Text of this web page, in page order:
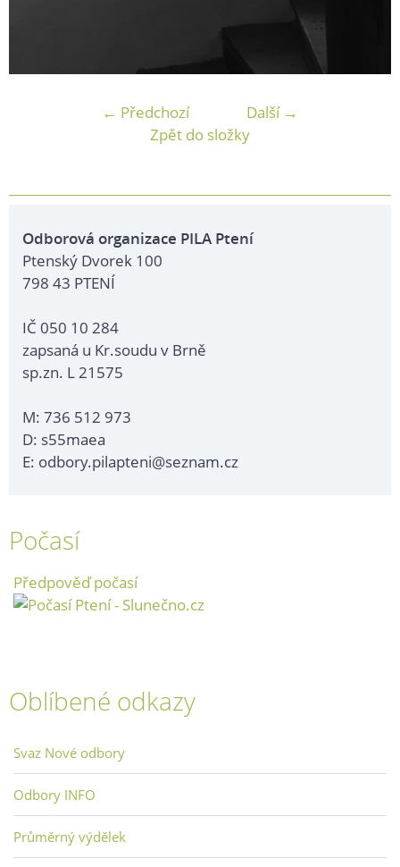
← Předchozí
Další →
Zpět do složky
Odborová organizace PILA Ptení
Ptenský Dvorek 100
798 43 PTENÍ
IČ 050 10 284
zapsaná u Kr.soudu v Brně
sp.zn. L 21575
M: 736 512 973
D: s55maea
E: odbory.pilapteni@seznam.cz
Počasí
Předpověď počasí
Oblíbené odkazy
Svaz Nové odbory
Odbory INFO
Průměrný výdělek